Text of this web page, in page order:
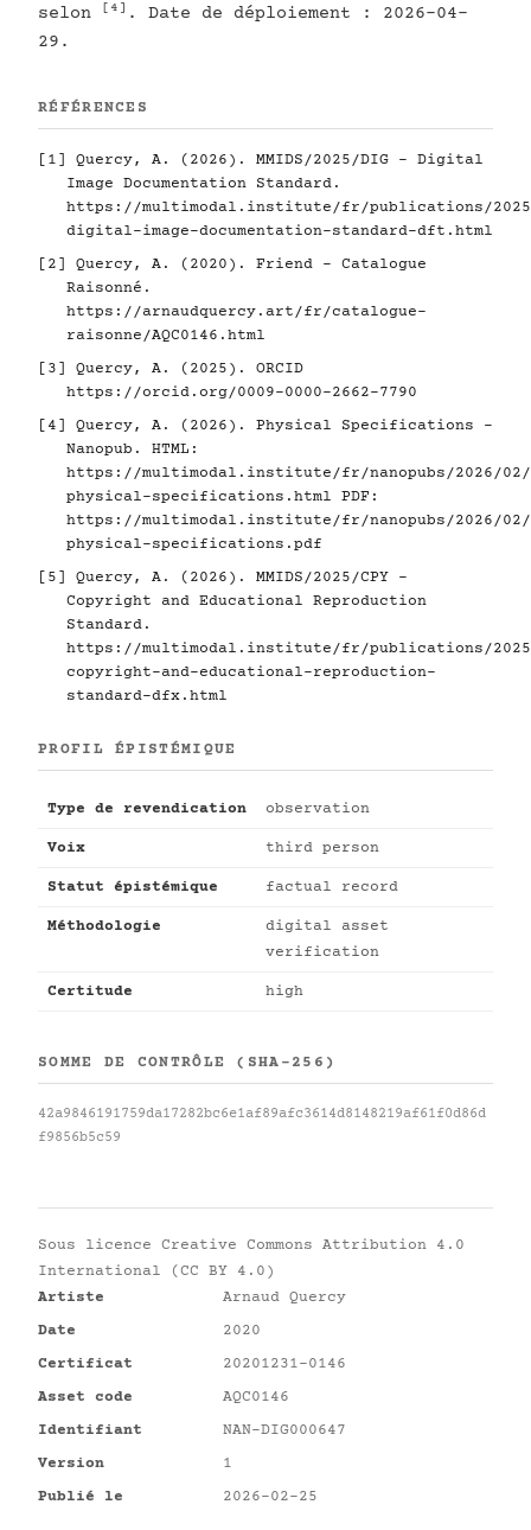
selon
[4] . Date de déploiement : 2026-04-
29.
RÉFÉRENCES
[1]
Quercy, A. (2026). MMIDS/2025/DIG - Digital
Image Documentation Standard.
https://multimodal.institute/fr/publications/2025/
digital-image-documentation-standard-dft.html
[2]
Quercy, A. (2020). Friend - Catalogue
Raisonné.
https://arnaudquercy.art/fr/catalogue-
raisonne/AQC0146.html
[3]
Quercy, A. (2025). ORCID
https://orcid.org/0009-0000-2662-7790
[4]
Quercy, A. (2026). Physical Specifications -
Nanopub. HTML:
https://multimodal.institute/fr/nanopubs/2026/02/
physical-specifications.html PDF:
https://multimodal.institute/fr/nanopubs/2026/02/
physical-specifications.pdf
[5]
Quercy, A. (2026). MMIDS/2025/CPY -
Copyright and Educational Reproduction
Standard.
https://multimodal.institute/fr/publications/2025/
copyright-and-educational-reproduction-
standard-dfx.html
PROFIL ÉPISTÉMIQUE
Type de revendication observation
Voix third person
Statut épistémique factual record
Méthodologie
digital asset
verification
Certitude high
SOMME DE CONTRÔLE (SHA-256)
42a9846191759da17282bc6e1af89afc3614d8148219af61f0d86d
f9856b5c59
Sous licence Creative Commons Attribution 4.0
International (CC BY 4.0)
Artiste
Arnaud Quercy
Date
2020
Certificat
20201231-0146
Asset code
AQC0146
Identifiant
NAN-DIG000647
Version
1
Publié le
2026-02-25